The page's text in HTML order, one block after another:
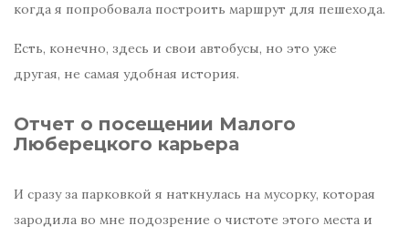
когда я попробовала построить маршрут для пешехода.
Есть, конечно, здесь и свои автобусы, но это уже
другая, не самая удобная история.
Отчет о посещении Малого
Люберецкого карьера
И сразу за парковкой я наткнулась на мусорку, которая
зародила во мне подозрение о чистоте этого места и